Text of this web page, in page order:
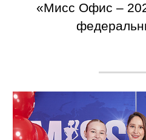
«Мисс Офис –